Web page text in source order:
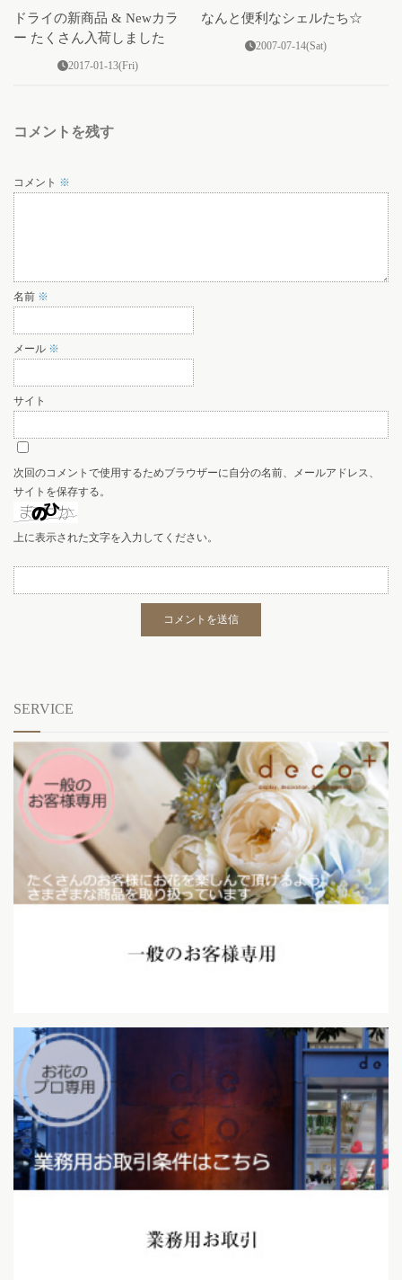
ドライの新商品 & Newカラ
ー たくさん入荷しました
2017-01-13(Fri)
なんと便利なシェルたち☆
2007-07-14(Sat)
コメントを残す
コメント ※
名前 ※
メール ※
サイト
次回のコメントで使用するためブラウザーに自分の名前、メールアドレス、
サイトを保存する。
上に表示された文字を入力してください。
SERVICE